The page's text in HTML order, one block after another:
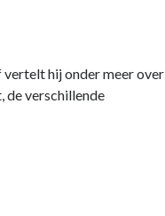
hij onder meer over
de verschillende